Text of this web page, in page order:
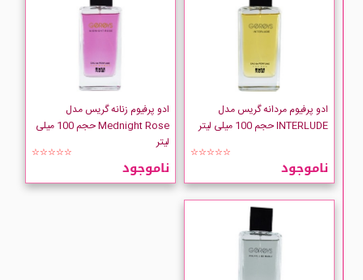
ادو پرفیوم مردانه گریس مدل
INTERLUDE حجم 100 میلی لیتر
☆☆☆☆☆
ناموجود
ادو پرفیوم زنانه گریس مدل
Mednight Rose حجم 100 میلی
لیتر
☆☆☆☆☆
ناموجود